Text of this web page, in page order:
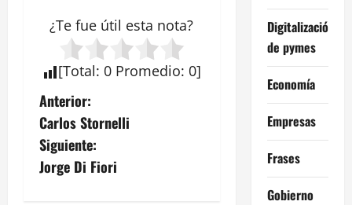
¿Te fue útil esta nota?
[Total: 0 Promedio: 0]
N
a
v
Anterior:
Carlos Stornelli
Siguiente:
Jorge Di Fiori
Digitalización
de pymes
Economía
Empresas
Frases
Gobierno